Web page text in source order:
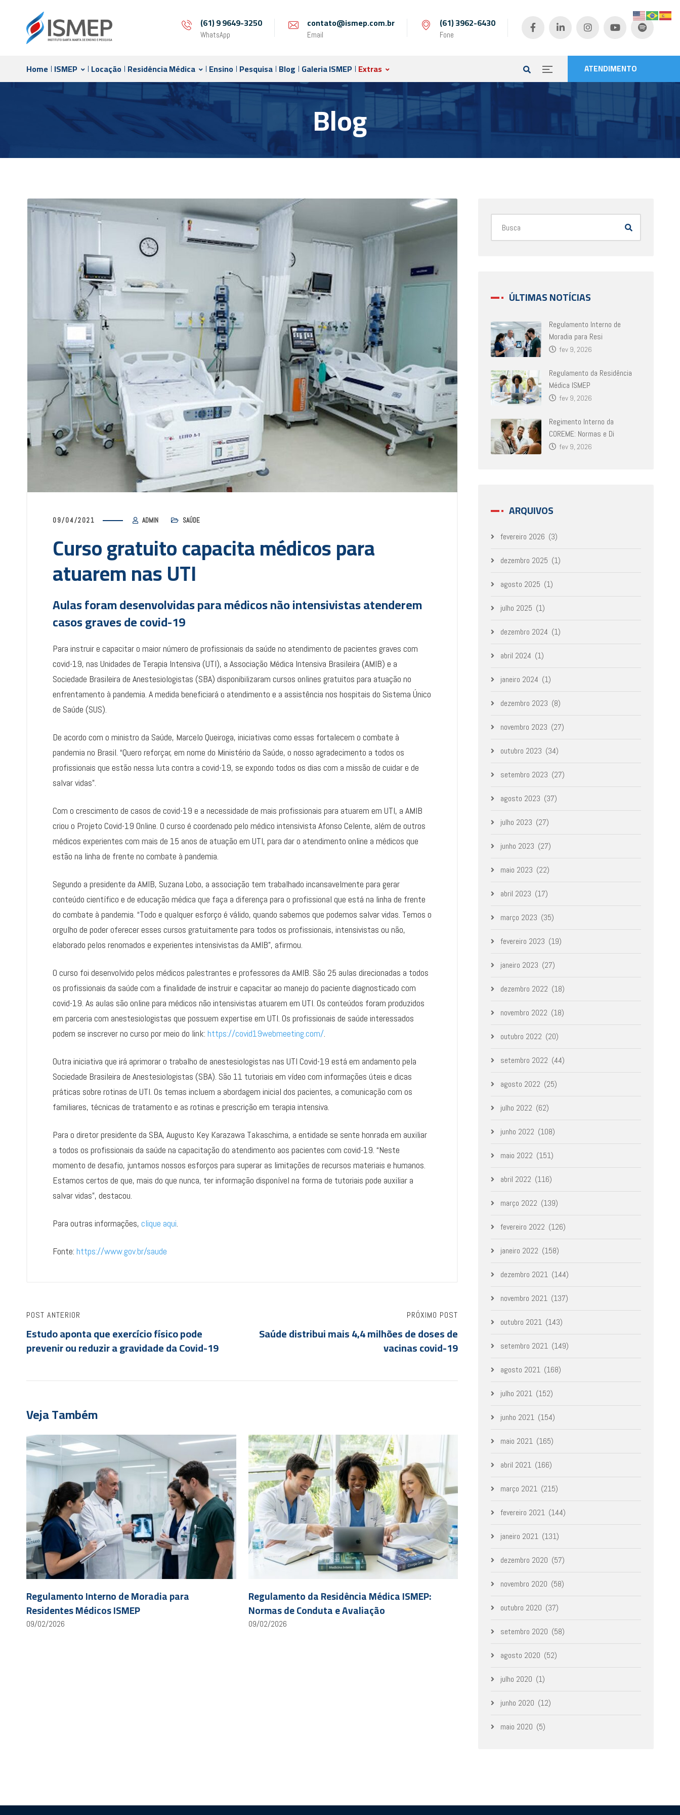
(61) 9 9649-3250
WhatsApp
contato@ismep.com.br
Email
(61) 3962-6430
Fone
ATENDIMENTO
Home ISMEP Locação Residência Médica Ensino Pesquisa Blog Galeria ISMEP Extras
Blog
09/04/2021 ADMIN SAÚDE
Curso gratuito capacita médicos para
atuarem nas UTI
Aulas foram desenvolvidas para médicos não intensivistas atenderem
casos graves de covid-19
Para instruir e capacitar o maior número de profissionais da saúde no atendimento de pacientes graves com
covid-19, nas Unidades de Terapia Intensiva (UTI), a Associação Médica Intensiva Brasileira (AMIB) e a
Sociedade Brasileira de Anestesiologistas (SBA) disponibilizaram cursos onlines gratuitos para atuação no
enfrentamento à pandemia. A medida beneficiará o atendimento e a assistência nos hospitais do Sistema Único
de Saúde (SUS).
De acordo com o ministro da Saúde, Marcelo Queiroga, iniciativas como essas fortalecem o combate à
pandemia no Brasil. “Quero reforçar, em nome do Ministério da Saúde, o nosso agradecimento a todos os
profissionais que estão nessa luta contra a covid-19, se expondo todos os dias com a missão de cuidar e de
salvar vidas”.
Com o crescimento de casos de covid-19 e a necessidade de mais profissionais para atuarem em UTI, a AMIB
criou o Projeto Covid-19 Online. O curso é coordenado pelo médico intensivista Afonso Celente, além de outros
médicos experientes com mais de 15 anos de atuação em UTI, para dar o atendimento online a médicos que
estão na linha de frente no combate à pandemia.
Segundo a presidente da AMIB, Suzana Lobo, a associação tem trabalhado incansavelmente para gerar
conteúdo científico e de educação médica que faça a diferença para o profissional que está na linha de frente
do combate à pandemia. “Todo e qualquer esforço é válido, quando sabemos que podemos salvar vidas. Temos o
orgulho de poder oferecer esses cursos gratuitamente para todos os profissionais, intensivistas ou não,
elaborado pelos renomados e experientes intensivistas da AMIB”, afirmou.
O curso foi desenvolvido pelos médicos palestrantes e professores da AMIB. São 25 aulas direcionadas a todos
os profissionais da saúde com a finalidade de instruir e capacitar ao manejo do paciente diagnosticado com
covid-19. As aulas são online para médicos não intensivistas atuarem em UTI. Os conteúdos foram produzidos
em parceria com anestesiologistas que possuem expertise em UTI. Os profissionais de saúde interessados
podem se inscrever no curso por meio do link: https://covid19webmeeting.com/.
Outra iniciativa que irá aprimorar o trabalho de anestesiologistas nas UTI Covid-19 está em andamento pela
Sociedade Brasileira de Anestesiologistas (SBA). São 11 tutoriais em vídeo com informações úteis e dicas
práticas sobre rotinas de UTI. Os temas incluem a abordagem inicial dos pacientes, a comunicação com os
familiares, técnicas de tratamento e as rotinas e prescrição em terapia intensiva.
Para o diretor presidente da SBA, Augusto Key Karazawa Takaschima, a entidade se sente honrada em auxiliar
a todos os profissionais da saúde na capacitação do atendimento aos pacientes com covid-19. “Neste
momento de desafio, juntamos nossos esforços para superar as limitações de recursos materiais e humanos.
Estamos certos de que, mais do que nunca, ter informação disponível na forma de tutoriais pode auxiliar a
salvar vidas”, destacou.
Para outras informações, clique aqui.
Fonte: https://www.gov.br/saude
POST ANTERIOR
Estudo aponta que exercício físico pode
prevenir ou reduzir a gravidade da Covid-19
PRÓXIMO POST
Saúde distribui mais 4,4 milhões de doses de
vacinas covid-19
Veja Também
Regulamento Interno de Moradia para
Residentes Médicos ISMEP
09/02/2026
Regulamento da Residência Médica ISMEP:
Normas de Conduta e Avaliação
09/02/2026
ÚLTIMAS NOTÍCIAS
Regulamento Interno de
Moradia para Resi
fev 9, 2026
Regulamento da Residência
Médica ISMEP
fev 9, 2026
Regimento Interno da
COREME: Normas e Di
fev 9, 2026
ARQUIVOS
fevereiro 2026 (3)
dezembro 2025 (1)
agosto 2025 (1)
julho 2025 (1)
dezembro 2024 (1)
abril 2024 (1)
janeiro 2024 (1)
dezembro 2023 (8)
novembro 2023 (27)
outubro 2023 (34)
setembro 2023 (27)
agosto 2023 (37)
julho 2023 (27)
junho 2023 (27)
maio 2023 (22)
abril 2023 (17)
março 2023 (35)
fevereiro 2023 (19)
janeiro 2023 (27)
dezembro 2022 (18)
novembro 2022 (18)
outubro 2022 (20)
setembro 2022 (44)
agosto 2022 (25)
julho 2022 (62)
junho 2022 (108)
maio 2022 (151)
abril 2022 (116)
março 2022 (139)
fevereiro 2022 (126)
janeiro 2022 (158)
dezembro 2021 (144)
novembro 2021 (137)
outubro 2021 (143)
setembro 2021 (149)
agosto 2021 (168)
julho 2021 (152)
junho 2021 (154)
maio 2021 (165)
abril 2021 (166)
março 2021 (215)
fevereiro 2021 (144)
janeiro 2021 (131)
dezembro 2020 (57)
novembro 2020 (58)
outubro 2020 (37)
setembro 2020 (58)
agosto 2020 (52)
julho 2020 (1)
junho 2020 (12)
maio 2020 (5)